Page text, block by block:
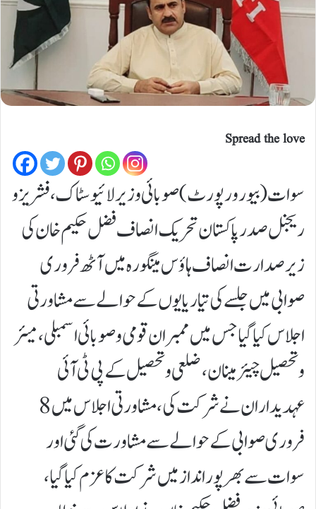
Spread the love
سوات(بیورورپورٹ) صوبائی وزیر لائیو سٹاک، فشریز و
ریجنل صدر پاکستان تحریک انصاف فضل حکیم خان کی
زیر صدارت انصاف ہاؤس مینگورہ میں آٹھ فروری
صوابی میں جلسے کی تیاریایوں کے حوالے سے مشاورتی
اجلاس کیا گیا جس میں ممبران قومی و صوبائی اسمبلی، میئر
و تحصیل چیئرمینان، ضلعی و تحصیل کے پی ٹی آئی
عہدیداران نے شرکت کی، مشاورتی اجلاس میں 8
فروری صوابی کے حوالے سے مشاورت کی گئی اور
سوات سے بھرپور انداز میں شرکت کا عزم کیا گیا،